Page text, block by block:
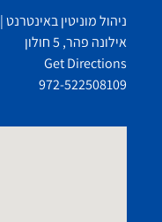
ניהול מוניטין באינטרנט | Monitin Net
אילונה פהר, 5 חולון
Get Directions
972-522508109